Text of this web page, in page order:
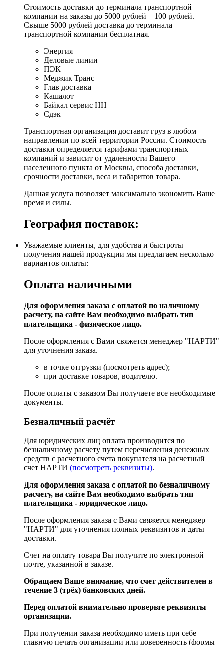
Стоимость доставки до терминала транспортной
компании на заказы до 5000 рублей – 100 рублей.
Свыше 5000 рублей доставка до терминала
транспортной компании бесплатная.
Энергия
Деловые линии
ПЭК
Меджик Транс
Глав доставка
Кашалот
Байкал сервис НН
Сдэк
Транспортная организация доставит груз в любом
направлении по всей территории России. Стоимость
доставки определяется тарифами транспортных
компаний и зависит от удаленности Вашего
населенного пункта от Москвы, способа доставки,
срочности доставки, веса и габаритов товара.
Данная услуга позволяет максимально экономить Ваше
время и силы.
География поставок:
Уважаемые клиенты, для удобства и быстроты
получения нашей продукции мы предлагаем несколько
вариантов оплаты:
Оплата наличными
Для оформления заказа с оплатой по наличному
расчету, на сайте Вам необходимо выбрать тип
плательщика - физическое лицо.
После оформления с Вами свяжется менеджер "НАРТИ"
для уточнения заказа.
в точке отгрузки (посмотреть адрес);
при доставке товаров, водителю.
После оплаты с заказом Вы получаете все необходимые
документы.
Безналичный расчёт
Для юридических лиц оплата производится по
безналичному расчету путем перечисления денежных
средств с расчетного счета покупателя на расчетный
счет НАРТИ (посмотреть реквизиты).
Для оформления заказа с оплатой по безналичному
расчету, на сайте Вам необходимо выбрать тип
плательщика - юридическое лицо.
После оформления заказа с Вами свяжется менеджер
"НАРТИ" для уточнения полных реквизитов и даты
доставки.
Счет на оплату товара Вы получите по электронной
почте, указанной в заказе.
Обращаем Ваше внимание, что счет действителен в
течение 3 (трёх) банковских дней.
Перед оплатой внимательно проверьте реквизиты
организации.
При получении заказа необходимо иметь при себе
главную печать организации или доверенность (формы